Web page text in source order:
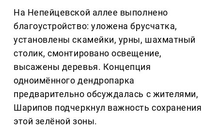
На Непейцевской аллее выполнено
благоустройство: уложена брусчатка,
установлены скамейки, урны, шахматный
столик, смонтировано освещение,
высажены деревья. Концепция
одноимённого дендропарка
предварительно обсуждалась с жителями,
Шарипов подчеркнул важность сохранения
этой зелёной зоны.